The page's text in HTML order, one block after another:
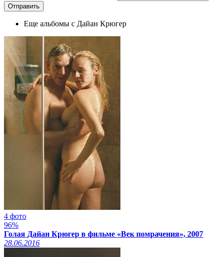
Еще альбомы с Дайан Крюгер
4 фото
96%
Голая Дайан Крюгер в фильме «Век помрачения», 2007
28.06.2016